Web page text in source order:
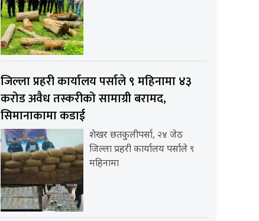
जिल्ला प्रहरी कार्यालय पर्साले ९ महिनामा ४३
करोड अवैध तस्करीको सामाग्री बरामद,
सिमानाकामा कडाई
शेखर छतकुलीपर्सा, २४ जेठ
जिल्ला प्रहरी कार्यालय पर्साले ९
महिनामा